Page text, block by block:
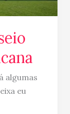
algumas
eu